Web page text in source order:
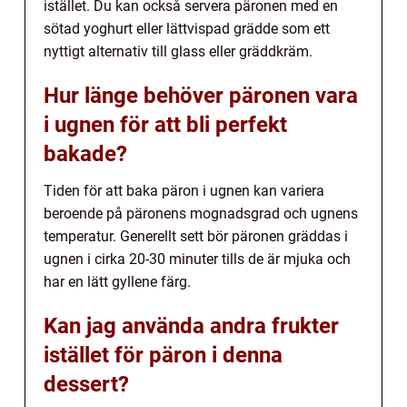
istället. Du kan också servera päronen med en
sötad yoghurt eller lättvispad grädde som ett
nyttigt alternativ till glass eller gräddkräm.
Hur länge behöver päronen vara
i ugnen för att bli perfekt
bakade?
Tiden för att baka päron i ugnen kan variera
beroende på päronens mognadsgrad och ugnens
temperatur. Generellt sett bör päronen gräddas i
ugnen i cirka 20-30 minuter tills de är mjuka och
har en lätt gyllene färg.
Kan jag använda andra frukter
istället för päron i denna
dessert?